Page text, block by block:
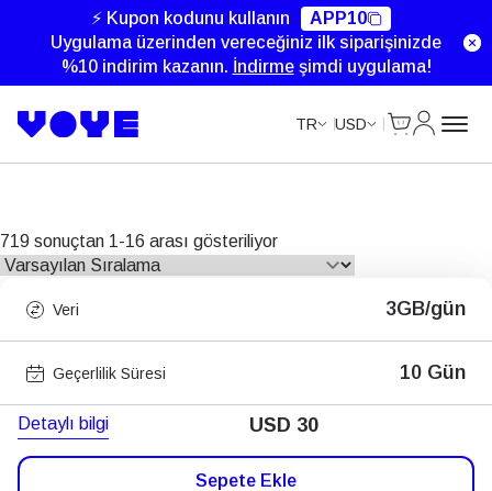
⚡ Kupon kodunu kullanın
APP10
Uygulama üzerinden vereceğiniz ilk siparişinizde
%10 indirim kazanın. İndirmeşimdi uygulama!
TR USD
719 sonuçtan 1-16 arası gösteriliyor
Unlimited Data
Veri 3GB/gün
Geçerlilik Süresi 10 Gün
Detaylı bilgi USD 30
Sepete Ekle
Unlimited Data
Unlimited Data
Unlimited Data
Unlimited Data
Unlimited Data
Unlimited Data
Unlimited Data
Unlimited Data
Unlimited Data
Unlimited Data
Unlimited Data
Unlimited Data
Unlimited Data
Unlimited Data
Unlimited Data